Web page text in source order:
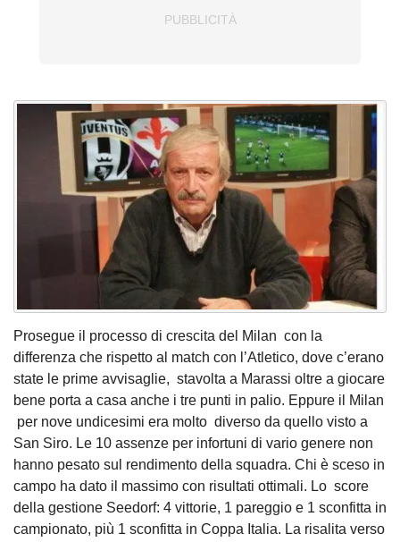
Prosegue il processo di crescita del Milan con la
differenza che rispetto al match con l’Atletico, dove c’erano
state le prime avvisaglie, stavolta a Marassi oltre a giocare
bene porta a casa anche i tre punti in palio. Eppure il Milan
per nove undicesimi era molto diverso da quello visto a
San Siro. Le 10 assenze per infortuni di vario genere non
hanno pesato sul rendimento della squadra. Chi è sceso in
campo ha dato il massimo con risultati ottimali. Lo score
della gestione Seedorf: 4 vittorie, 1 pareggio e 1 sconfitta in
campionato, più 1 sconfitta in Coppa Italia. La risalita verso